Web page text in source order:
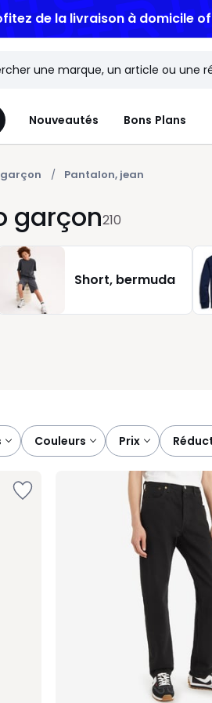
de la livraison à domicile
Nouveautés Bons Plans
Pantalon, jean
garçon210
Short, bermuda
couleurs prix